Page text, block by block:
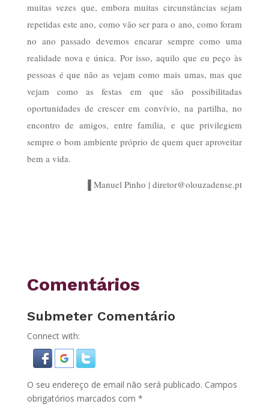
muitas vezes que, embora muitas circunstâncias sejam
repetidas este ano, como vão ser para o ano, como foram
no ano passado devemos encarar sempre como uma
realidade nova e única. Por isso, aquilo que eu peço às
pessoas é que não as vejam como mais umas, mas que
vejam como as festas em que são possibilitadas
oportunidades de crescer em convívio, na partilha, no
encontro de amigos, entre família, e que privilegiem
sempre o bom ambiente próprio de quem quer aproveitar
bem a vida.
▐ Manuel Pinho | diretor@olouzadense.pt
Comentários
Submeter Comentário
Connect with:
O seu endereço de email não será publicado. Campos
obrigatórios marcados com *